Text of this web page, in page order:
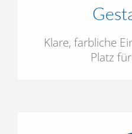
Klare, farbliche
Platz